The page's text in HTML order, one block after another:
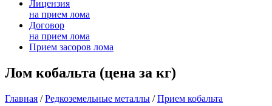
Лицензия
на прием лома
Договор
на прием лома
Прием засоров лома
Лом кобальта (цена за кг)
Главная /Редкоземельные металлы /Прием кобальта